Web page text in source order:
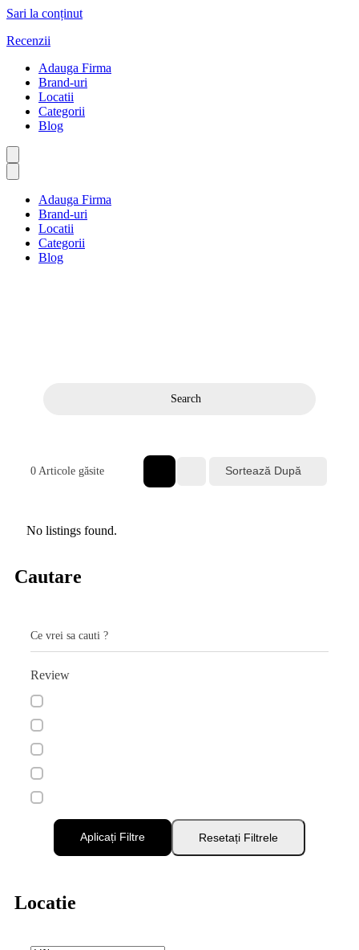
Sari la conținut
Recenzii
Adauga Firma
Brand-uri
Locatii
Categorii
Blog
Adauga Firma
Brand-uri
Locatii
Categorii
Blog
Search
0 Articole găsite Sortează După
No listings found.
Cautare
Ce vrei sa cauti ?
Review
Aplicați Filtre Resetați Filtrele
Locatie